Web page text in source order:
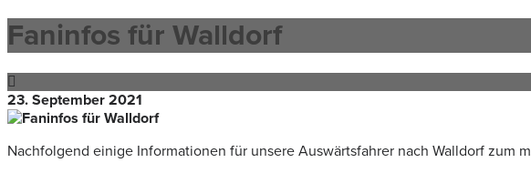
Faninfos für Walldorf
23. September 2021
Nachfolgend einige Informationen für unsere Auswärtsfahrer nach Walldorf zum